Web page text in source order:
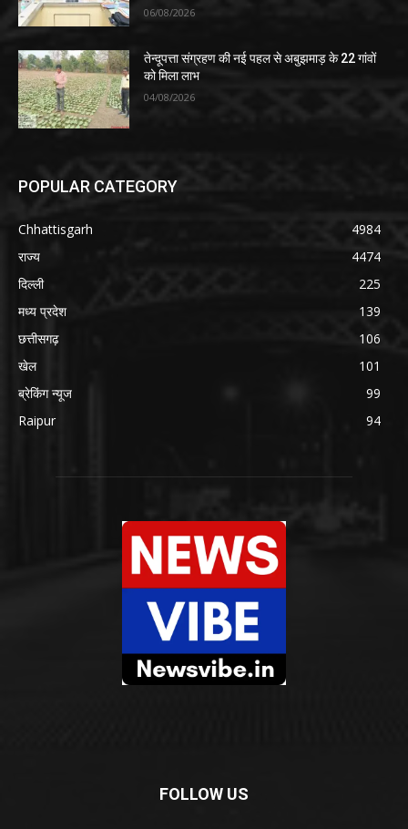
06/08/2026
तेन्दूपत्ता संग्रहण की नई पहल से अबुझमाड़ के 22 गांवों
को मिला लाभ
04/08/2026
POPULAR CATEGORY
Chhattisgarh
4984
राज्य
4474
दिल्ली
225
मध्य प्रदेश
139
छत्तीसगढ़
106
खेल
101
ब्रेकिंग न्यूज
99
Raipur
94
FOLLOW US